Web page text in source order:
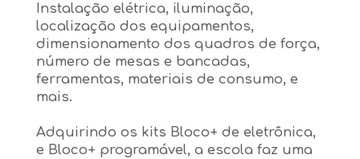
Instalação elétrica, iluminação,
localização dos equipamentos,
dimensionamento dos quadros de força,
número de mesas e bancadas,
ferramentas, materiais de consumo, e
mais.
Adquirindo os kits Bloco+ de eletrônica,
e Bloco+ programável, a escola faz uma